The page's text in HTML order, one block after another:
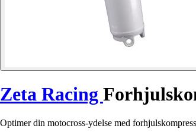
Zeta Racing
Optimer din motocross-ydelse med